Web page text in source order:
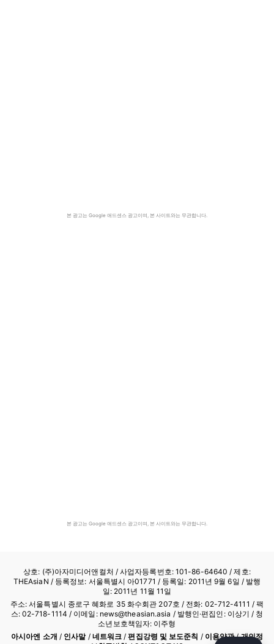
본 광고는 Google 애드센스 광고이며, 본 사이트와는 무관합니다.
본 광고는 Google 애드센스 광고이며, 본 사이트와는 무관합니다.
상호: (주)아자미디어앤컬처 /사업자등록번호: 101-86-64640 / 제호:
THEAsiaN / 등록정보: 서울특별시 아01771 / 등록일: 2011년 9월 6일 / 발행
일: 2011년 11월 11일
주소: 서울특별시 종로구 혜화로 35 화수회관 207호 / 전화: 02-712-4111 / 팩
스: 02-718-1114 / 이메일: news@theasian.asia / 발행인·편집인: 이상기 / 청
소년보호책임자: 이주형
아시아엔 소개 / 인사말/ 네트워크 /편집강령 및 보도준칙 / 이용약관/개인정